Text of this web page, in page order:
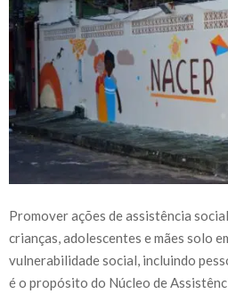
Promover ações de assistência
crianças, adolescentes e mães solo
vulnerabilidade social, incluindo
é o propósito do Núcleo de